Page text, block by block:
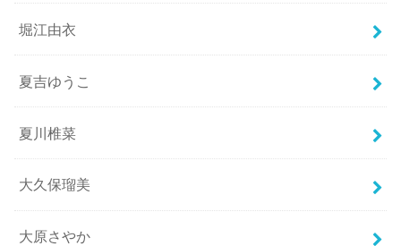
堀江由衣
夏吉ゆうこ
夏川椎菜
大久保瑠美
大原さやか